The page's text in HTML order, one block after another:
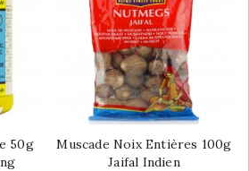
50g
Muscade Noix Entières 100g
Jaifal Indien